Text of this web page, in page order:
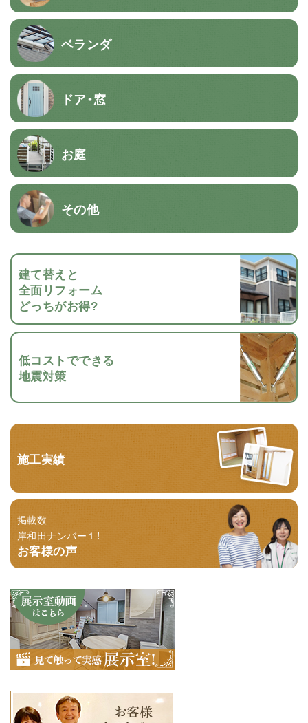
ベランダ
ドア・窓
お庭
その他
建て替えと
全面リフォーム
どっちがお得?
低コストでできる
地震対策
施工実績
掲載数
岸和田ナンバー１！
お客様の声